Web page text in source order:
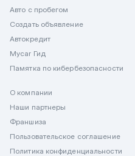
Авто с пробегом
Создать объявление
Автокредит
Mycar Гид
Памятка по кибербезопасности
О компании
Наши партнеры
Франшиза
Пользовательское соглашение
Политика конфиденциальности